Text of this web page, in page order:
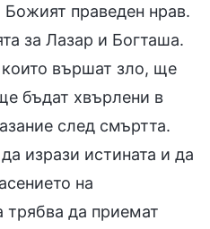
Божият праведен нрав.
за Лазар и Богташа.
вършат зло, ще
бъдат хвърлени в
след смъртта.
изрази истината и да
на
трябва да приемат